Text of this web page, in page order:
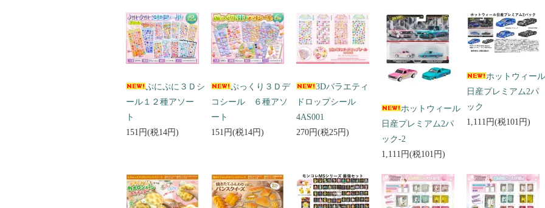
ぷにぷに３Ｄシ
ール１２種アソー
ト
151円(税14円)
ぷっくり３Ｄデ
コシール ６種アソ
ート
151円(税14円)
3Dバラエティ
ドロップシール
4AS001
270円(税25円)
ホットウィール
日産プレミアム2パ
ック-2
1,111円(税101円)
ホットウィール
日産プレミアム2パ
ック
1,111円(税101円)